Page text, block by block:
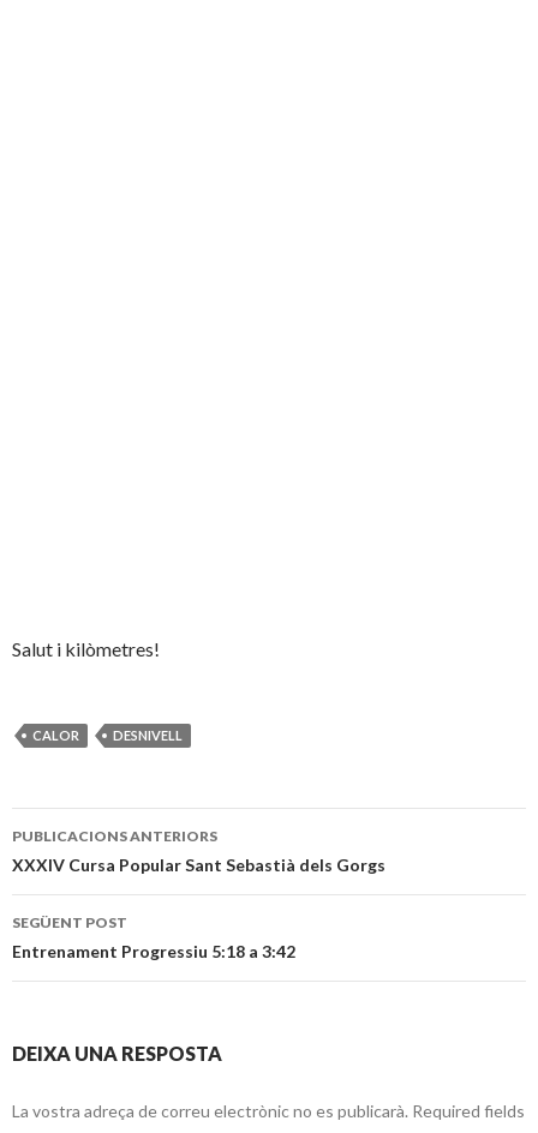
Salut i kilòmetres!
CALOR DESNIVELL
Publiqui
navegació
PUBLICACIONS ANTERIORS
XXXIV Cursa Popular Sant Sebastià dels Gorgs
SEGÜENT POST
Entrenament Progressiu 5:18 a 3:42
DEIXA UNA RESPOSTA
La vostra adreça de correu electrònic no es publicarà. Required fields